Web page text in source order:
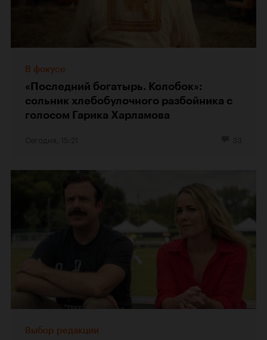
В фокусе
«Последний богатырь. Колобок»:
сольник хлебобулочного разбойника с
голосом Гарика Харламова
Выбор редакции